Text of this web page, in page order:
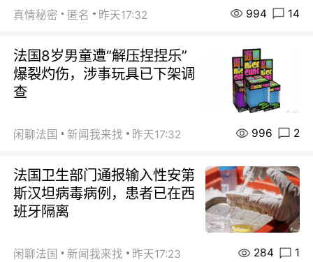
真情秘密 匿名 昨天17:32 994 14
法国8岁男童遭“解压捏捏乐”
爆裂灼伤，涉事玩具已下架调
查
闲聊法国 新闻我来找 昨天17:32 996 2
法国卫生部门通报输入性安第
斯汉坦病毒病例，患者已在西
班牙隔离
闲聊法国 新闻我来找 昨天17:23 284 1